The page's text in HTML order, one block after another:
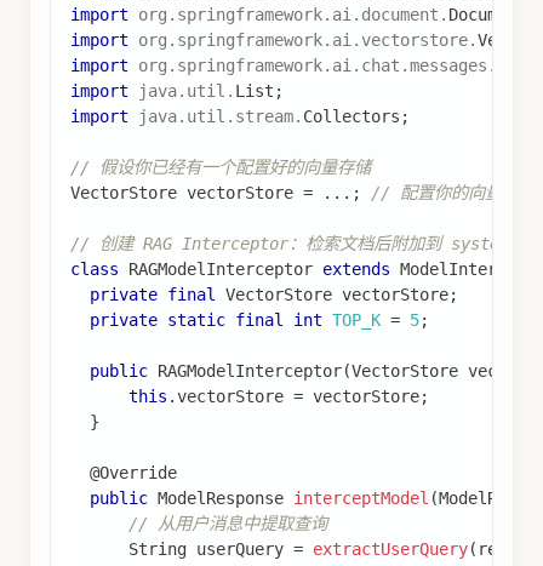
import
org . springframework. ai . document . Document
import
org . springframework. ai . vectorstore.
import
org . springframework. ai . chat .messages .
import
java. util . List ;
import
java. util . stream. Collectors ;
// 假设你已经有一个配置好的向量存储
VectorStore vectorStore = . . . ; // 配置你的向量存储
// 创建 RAG Interceptor：检索文档后附加到
class
RAGModelInterceptor extends
private final VectorStore vectorStore;
private static final int TOP_K = 5;
public RAGModelInterceptor(VectorStore
this .vectorStore = vectorStore;
}
@Override
public ModelResponse interceptModel (
// 从用户消息中提取查询
String userQuery = extractUserQuery(